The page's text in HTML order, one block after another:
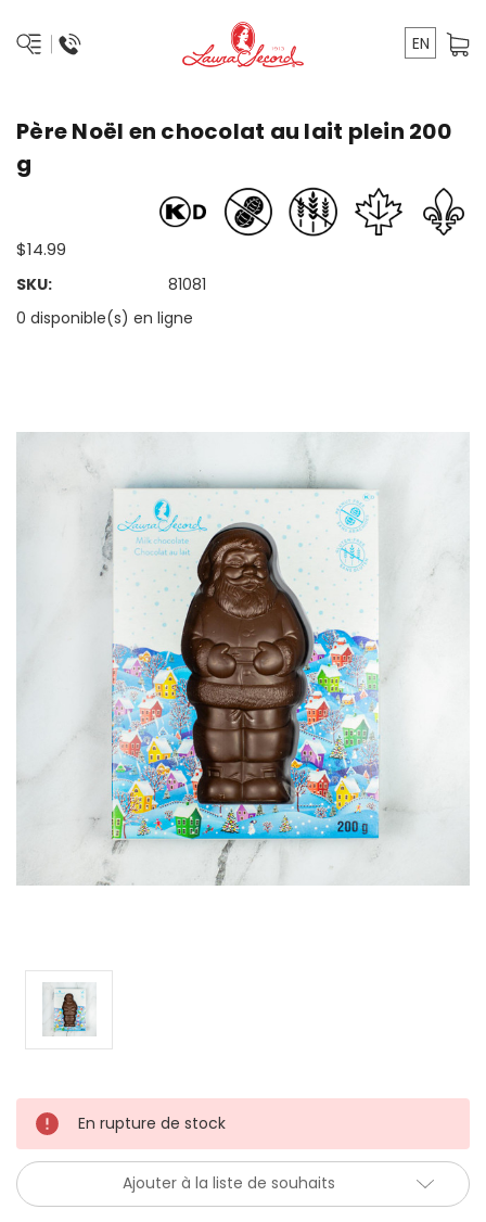
EN
Père Noël en chocolat au lait plein 200
g
$14.99
SKU:
81081
0 disponible(s) en ligne
En rupture de stock
Ajouter à la liste de souhaits